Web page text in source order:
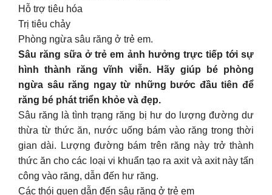
Hỗ trợ tiêu hóa
Trị tiêu chảy
Phòng ngừa sâu răng ở trẻ em.
Sâu răng sữa ở trẻ em ảnh hưởng trực tiếp tới sự
hình thành răng vĩnh viễn. Hãy giúp bé phòng
ngừa sâu răng ngay từ những bước đầu tiên để
răng bé phát triển khỏe và đẹp.
Sâu răng là tình trạng răng bị hư do lượng đường dư
thừa từ thức ăn, nước uống bám vào răng trong thời
gian dài. Lượng đường bám trên răng này trở thành
thức ăn cho các loại vi khuẩn tạo ra axit và axit này tấn
công vào răng, dẫn đến hư răng.
Các thói quen dẫn đến sâu răng ở trẻ em